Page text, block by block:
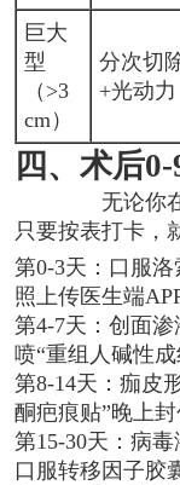
巨大
型
（>3
cm）
分次切
+光动力
四、术后
无论你在
只要按表打卡，
第0-3天：口服
照上传医生端
第4-7天：创面
喷“重组人碱性
第8-14天：痂皮
酮疤痕贴”晚上封
第15-30天：病
口服转移因子胶